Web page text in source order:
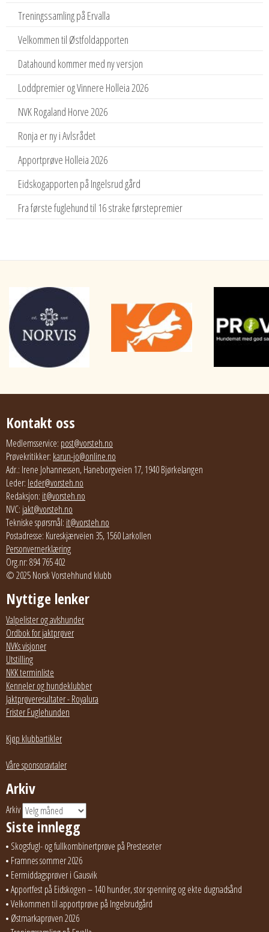
Treningssamling på Ervalla
Velkommen til Østfoldapporten
Datahound kommer med ny versjon
Loddpremier og Vinnere Holleia 2026
NVK Rogaland Horve 2026
Ronja er ny i Avlsrådet
Apportprøve Holleia 2026
Eidskogapporten på Ingelsrud gård
Fra første fuglehund til 16 strake førstepremier
Kontakt oss
Medlemsservice: post@vorsteh.no
Prøvekritikker: karun-jo@online.no
Adr.: Irene Johannessen, Haneborgveien 17, 1940 Bjørkelangen
Leder: leder@vorsteh.no
Redaksjon: it@vorsteh.no
NVC: jakt@vorsteh.no
Tekniske spørsmål: it@vorsteh.no
Postadresse: Kureskjærveien 35, 1560 Larkollen
Personvernerklæring
Org.nr: 894 765 402
© 2025 Norsk Vorstehhund klubb
Nyttige lenker
Valpelister og avlshunder
Ordbok for jaktprøver
NVKs visjoner
Utstilling
NKK terminliste
Kenneler og hundeklubber
Jaktprøveresultater - Royalura
Frister Fuglehunden
Kjøp klubbartikler
Våre sponsoravtaler
Arkiv
Arkiv
Siste innlegg
Skogsfugl- og fullkombinertprøve på Presteseter
Framnes sommer 2026
Eermiddagsprøver i Gausvik
Apportfest på Eidskogen – 140 hunder, stor spenning og ekte dugnadsånd
Velkommen til apportprøve på Ingelsrudgård
Østmarkaprøven 2026